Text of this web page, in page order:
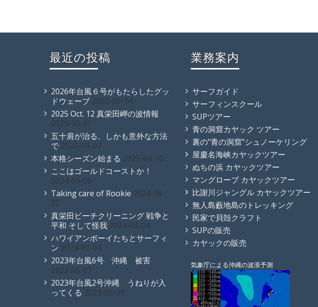
最近の投稿
2026年台風６号がもたらしたグッ
ドウェーブ 2026-06-14
2025 Oct. 12 真栄田岬の波情報
2025-10-21
五十肩が治る、しかも意外な方法
で 2025-09-07
本格シーズン始まる 2025-04-10
ここはゴールドコーストか！
2024-09-09
Taking care of Rookie 2024-08-
22
真栄田ビーチクリーニング 戦争と
平和 そして怪我 2024-03-04
ハワイアンボーイたちとサーフィ
ン 2024-02-04
2023年台風6号 沖縄 被害
2023-08-07
2023年台風2号沖縄 うねりが入
ってくる 2023-05-29
業務案内
サーフガイド
サーフィンスクール
SUPツアー
青の洞窟カヤック ツアー
裏の"青の洞窟"シュノーケリング
屋慶名海峡カヤックツアー
ぬちの浜 カヤックツアー
マングローブ カヤックツアー
比謝川ジャングル カヤックツアー
無人島藪地島のトレッキング
民家で貝殻クラフト
SUPの販売
カヤックの販売
気象庁による沖縄の波浪予測